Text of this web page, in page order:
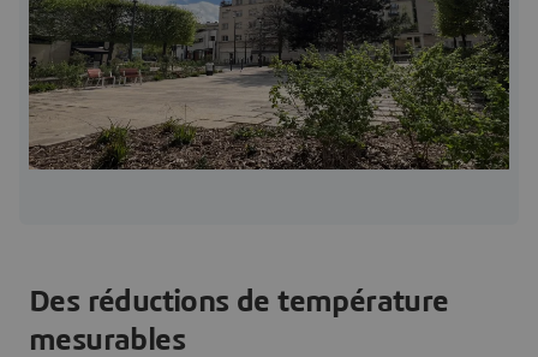
Des réductions de température
mesurables